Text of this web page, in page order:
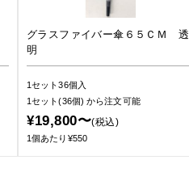
グラスファイバー傘６５ＣＭ 透
明
1セット36個入
1セット(36個)から注文可能
¥19,800〜(税込)
1個あたり¥550